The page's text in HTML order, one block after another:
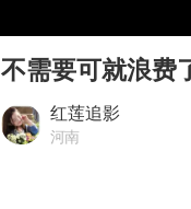
不需要可就浪费
红莲追影
河南